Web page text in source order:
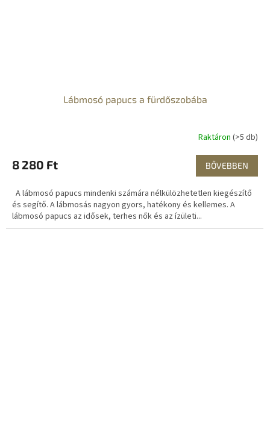
Lábmosó papucs a fürdőszobába
Raktáron (>5 db)
8 280 Ft BŐVEBBEN
A lábmosó papucs mindenki számára nélkülözhetetlen kiegészítő
és segítő. A lábmosás nagyon gyors, hatékony és kellemes. A
lábmosó papucs az idősek, terhes nők és az ízületi...